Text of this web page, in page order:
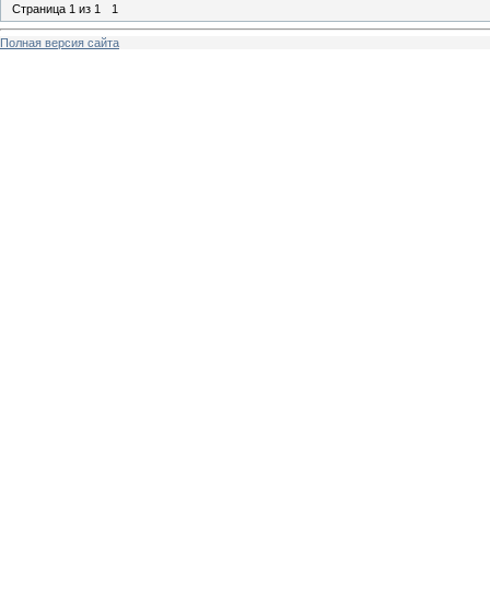
Страница 1 из 1 1
Полная версия сайта